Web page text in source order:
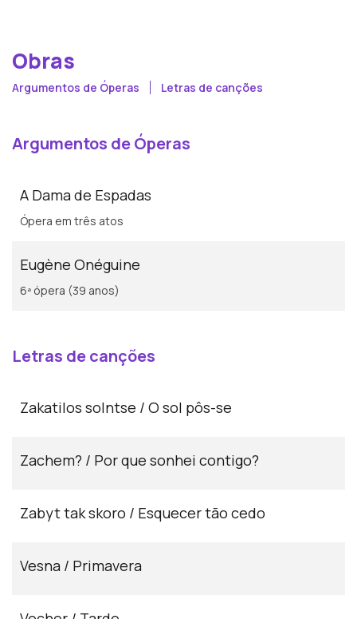
Obras
Argumentos de Óperas Letras de canções
Argumentos de Óperas
A Dama de Espadas
Ópera em três atos
Eugène Onéguine
6ª ópera (39 anos)
Letras de canções
Zakatilos solntse / O sol pôs-se
Zachem? / Por que sonhei contigo?
Zabyt tak skoro / Esquecer tão cedo
Vesna / Primavera